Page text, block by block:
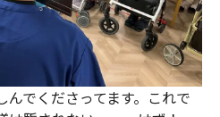
でくださってます。これで